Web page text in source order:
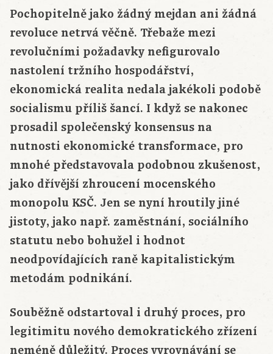
Pochopitelně jako žádný mejdan ani žádná
revoluce netrvá věčně. Třebaže mezi
revolučními požadavky nefigurovalo
nastolení tržního hospodářství,
ekonomická realita nedala jakékoli podobě
socialismu příliš šancí. I když se nakonec
prosadil společenský konsensus na
nutnosti ekonomické transformace, pro
mnohé představovala podobnou zkušenost,
jako dřívější zhroucení mocenského
monopolu KSČ. Jen se nyní hroutily jiné
jistoty, jako např. zaměstnání, sociálního
statutu nebo bohužel i hodnot
neodpovídajících raně kapitalistickým
metodám podnikání.
Souběžně odstartoval i druhý proces, pro
legitimitu nového demokratického zřízení
neméně důležitý. Proces vyrovnávání se